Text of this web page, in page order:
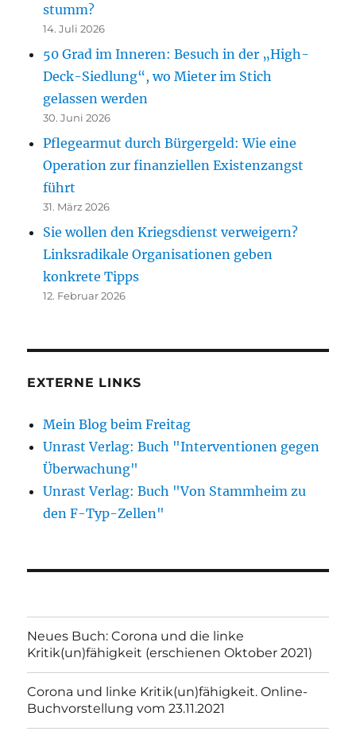
stumm?
14. Juli 2026
50 Grad im Inneren: Besuch in der „High-
Deck-Siedlung“, wo Mieter im Stich
gelassen werden
30. Juni 2026
Pflegearmut durch Bürgergeld: Wie eine
Operation zur finanziellen Existenzangst
führt
31. März 2026
Sie wollen den Kriegsdienst verweigern?
Linksradikale Organisationen geben
konkrete Tipps
12. Februar 2026
EXTERNE LINKS
Mein Blog beim Freitag
Unrast Verlag: Buch "Interventionen gegen
Überwachung"
Unrast Verlag: Buch "Von Stammheim zu
den F-Typ-Zellen"
Neues Buch: Corona und die linke
Kritik(un)fähigkeit (erschienen Oktober 2021)
Corona und linke Kritik(un)fähigkeit. Online-
Buchvorstellung vom 23.11.2021